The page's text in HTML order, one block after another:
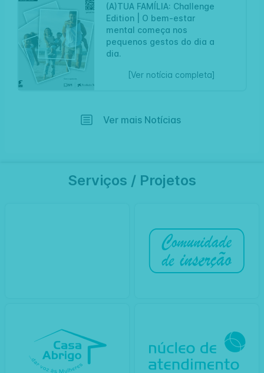
(A)TUA FAMÍLIA: Challenge
Edition | O bem-estar
mental começa nos
pequenos gestos do dia a
dia.
[Ver notícia completa]
Ver mais Notícias
Serviços / Projetos